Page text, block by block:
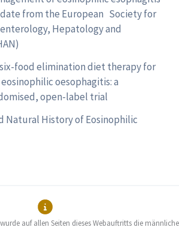
from the European Society for
Hepatology and
food elimination diet therapy for
oesophagitis: a
open-label trial
Natural History of Eosinophilic
auf allen Seiten dieses Webauftritts die männliche